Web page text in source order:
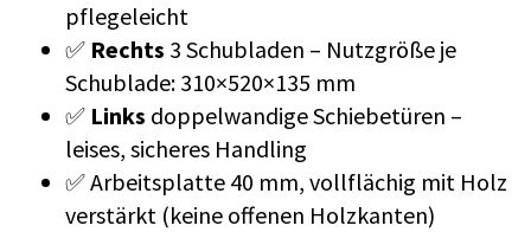
pflegeleicht
✅ Rechts 3 Schubladen – Nutzgröße je
Schublade: 310×520×135 mm
✅ Links doppelwandige Schiebetüren –
leises, sicheres Handling
✅ Arbeitsplatte 40 mm, vollflächig mit Holz
verstärkt (keine offenen Holzkanten)